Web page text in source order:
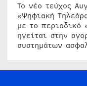
Το νέο τεύχος
«Ψηφιακή
με το
ηγείται στην
συστημάτων